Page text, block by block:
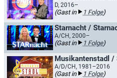
D, 2016–
(Gast in 1 Folge)
Starnacht /
A/CH, 2000–
(Gast in 1 Folge)
Musikantenstadl /
A/D/CH, 1981–2016
(Gast in 1 Folge)